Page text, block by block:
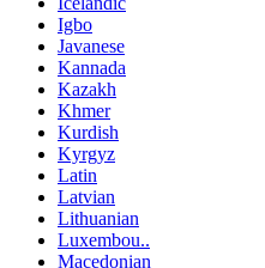
Igbo
Javanese
Kannada
Kazakh
Khmer
Kurdish
Kyrgyz
Latin
Latvian
Lithuanian
Luxembou..
Macedonian